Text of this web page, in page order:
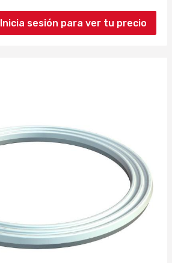
Inicia sesión para ver tu precio